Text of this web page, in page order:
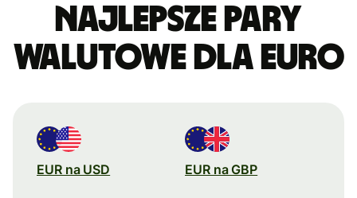
Najlepsze pary
walutowe dla euro
EUR na USD EUR na GBP